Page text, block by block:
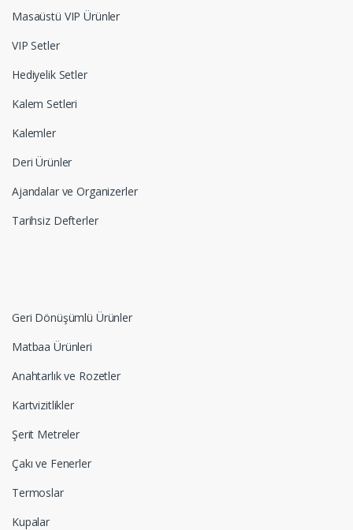
Masaüstü VIP Ürünler
VIP Setler
Hediyelik Setler
Kalem Setleri
Kalemler
Deri Ürünler
Ajandalar ve Organizerler
Tarihsiz Defterler
Geri Dönüşümlü Ürünler
Matbaa Ürünleri
Anahtarlık ve Rozetler
Kartvizitlikler
Şerit Metreler
Çakı ve Fenerler
Termoslar
Kupalar